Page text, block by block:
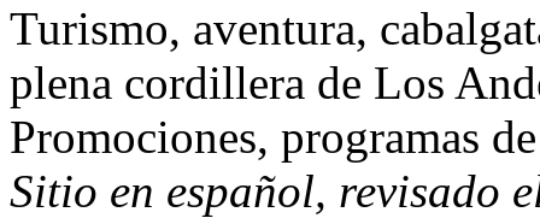
Turismo, aventura,
plena cordillera de Los
Promociones, programas
Sitio en español, revisado